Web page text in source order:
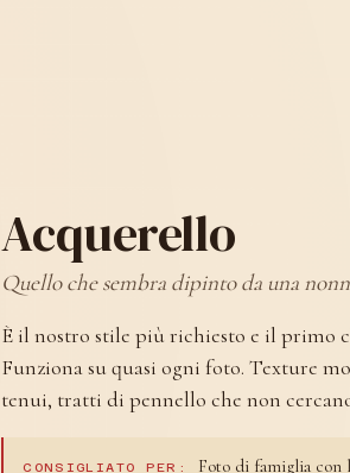
Acquerello
Quello che sembra dipinto da una
È il nostro stile più richiesto e il primo
Funziona su quasi ogni foto. Texture
tenui, tratti di pennello che non
CONSIGLIATO PER: Foto di famiglia con